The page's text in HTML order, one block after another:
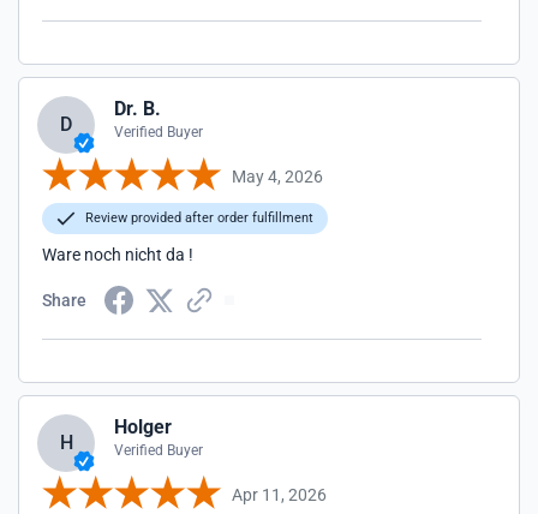
D
Dr. B.
Verified Buyer
May 4, 2026
Review provided after order fulfillment
Ware noch nicht da !
Share
H
Holger
Verified Buyer
Apr 11, 2026